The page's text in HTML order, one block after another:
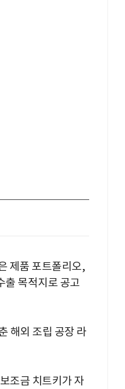
제품 포트폴리오,
출 목적지로 공고
해외 조립 공장 라
조금 치트키가 자